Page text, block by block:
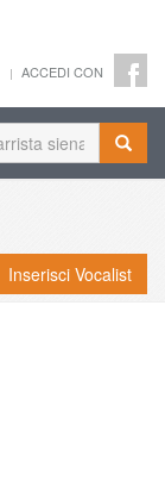
ACCEDI CON
Inserisci Vocalist